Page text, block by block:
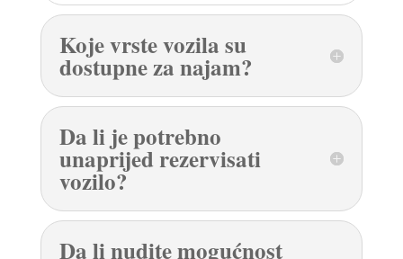
Koje vrste vozila su
dostupne za najam?
Da li je potrebno
unaprijed rezervisati
vozilo?
Da li nudite mogućnost